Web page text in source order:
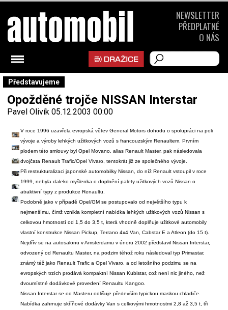
Představujeme
Opožděné trojče NISSAN Interstar
Pavel Olivík 05.12.2003 00:00
V roce 1996 uzavřela evropská větev General Motors dohodu o spolupráci na poli
vývoje a výroby lehkých užitkových vozů s francouzským Renaultem. Prvním
plodem této smlouvy byl Opel Movano, alias Renault Master, pak následovala
dvojčata Renault Trafic/Opel Vivaro, tentokrát již ze společného vývoje.
Při restrukturalizaci japonské automobilky Nissan, do níž Renault vstoupil v roce
1999, nebyla daleko myšlenka o doplnění palety užitkových vozů Nissan o
atraktivní typy z produkce Renaultu.
Podobně jako v případě Opel/GM se postupovalo od největšího typu k
nejmenšímu, čímž vznikla kompletní nabídka lehkých užitkových vozů Nissan s
celkovou hmotností od 1,5 do 3,5 t, která vhodně doplňuje užitkové automobily
vlastní konstrukce Nissan Pickup, Terrano 4x4 Van, Cabstar E a Atleon (do 15 t).
Nejdřív se na autosalonu v Amsterdamu v únoru 2002 představil Nissan Interstar,
odvozený od Renaultu Master, na podzim téhož roku následoval typ Primastar,
známý též jako Renault Trafic a Opel Vivaro, a od letošního podzimu se na
evropských trzích prodává kompaktní Nissan Kubistar, což není nic jiného, než
dvoumístné dodávkové provedení Renaultu Kangoo.
Nissan Interstar se od Masteru odlišuje především typickou maskou chladiče.
Nabídka zahrnuje skříňové dodávky Van s celkovými hmotnostmi 2,8 až 3,5 t, tři
NEWSLETTER
PŘEDPLATNÉ
O NÁS